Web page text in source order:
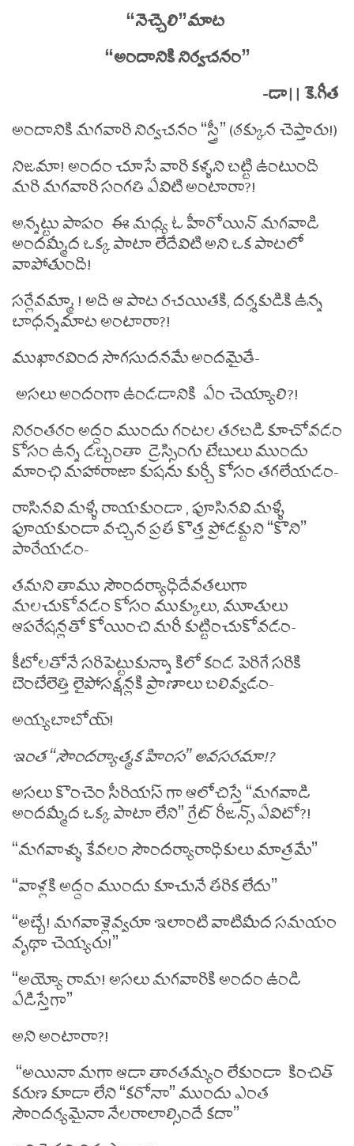
“నెచ్చెలి”మాట
“అందానికి నిర్వచనం”
-డా|| కె.గీత
అందానికి మగవారి నిర్వచనం “స్త్రీ” (ఠక్కున చెప్తారు!)
నిజమా! అందం చూసే వారి కళ్ళని బట్టి ఉంటుంది
మరి మగవారి సంగతి ఏవిటి అంటారా?!
అన్నట్టు పాపం ఈ మధ్య ఓ హీరోయిన్ మగవాడి
అందమ్మీద ఒక్క పాటా లేదేవిటి అని ఒక పాటలో
వాపోతుంది!
సర్లేవమ్మా ! అది ఆ పాట రచయితకి, దర్శకుడికి ఉన్న
బాధన్నమాట అంటారా?!
ముఖారవింద సొగసుదనమే అందమైతే-
అసలు అందంగా ఉండడానికి ఏం చెయ్యాలి?!
నిరంతరం అద్దం ముందు గంటల తరబడి కూచోవడం
కోసం ఉన్న డబ్బంతా డ్రెస్సింగు టేబులు ముందు
మాంఛి మహారాజా కుషను కుర్చీ కోసం తగలేయడం-
రాసినవి మళ్ళీ రాయకుండా , పూసినవి మళ్ళీ
పూయకుండా వచ్చిన ప్రతీ కొత్త ప్రోడక్టుని “కొని”
పారేయడం-
తమని తాము సౌందర్యాధిదేవతలుగా
మలచుకోవడం కోసం ముక్కులు, మూతులు
ఆపరేషన్లతో కోయించి మరీ కుట్టించుకోవడం-
కీటోలతోనే సరిపెట్టుకున్నా కిలో కండ పెరిగే సరికి
బెంబేలెత్తి లైపోసక్షన్లకి ప్రాణాలు బలివ్వడం-
అయ్యబాబోయ్!
ఇంత “సౌందర్యాత్మక హింస” అవసరమా!?
అసలు కొంచెం సీరియస్ గా ఆలోచిస్తే “మగవాడి
అందమ్మీద ఒక్క పాటా లేని” గ్రేట్ రీజన్స్ ఏవిటో?!
“మగవాళ్ళు కేవలం సౌందర్యారాధికులు మాత్రమే”
“వాళ్లకి అద్దం ముందు కూచునే తీరిక లేదు”
“అబ్బే! మగవాళ్లెవ్వరూ ఇలాంటి వాటిమీద సమయం
వృథా చెయ్యరు!”
“అయ్యో రామ! అసలు మగవారికి అందం ఉండి
ఏడిస్తేగా”
అని అంటారా?!
“అయినా మగా ఆడా తారతమ్యం లేకుండా కించిత్
కరుణ కూడా లేని “కరోనా” ముందు ఎంత
సౌందర్యమైనా నేలరాలాల్సిందే కదా”